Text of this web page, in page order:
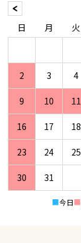
日
月 火
2 3 4
9 10 11
16 17 18
23 24 25
30 31
■今日■